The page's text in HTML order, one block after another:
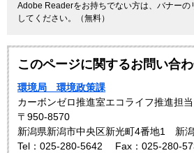
Adobe Readerをお持ちでない方は、バナーの
してください。（無料）
このページに関するお問い合
環境局 環境政策課
カーボンゼロ推進室エコライフ推進担当
〒950-8570
新潟県新潟市中央区新光町4番地1 新
Tel：025-280-5642
Fax：025-280-